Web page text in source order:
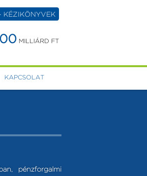
KÉZIKÖNYVEK
MILLIÁRD FT
KAPCSOLAT
pénzforgalmi